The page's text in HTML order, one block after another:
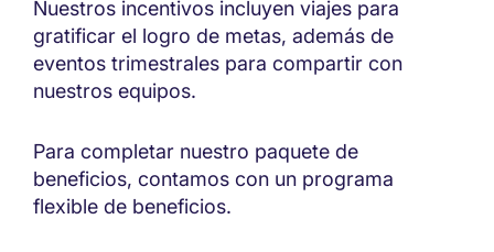
Nuestros incentivos incluyen viajes para
gratificar el logro de metas, además de
eventos trimestrales para compartir con
nuestros equipos.
Para completar nuestro paquete de
beneficios, contamos con un programa
flexible de beneficios.